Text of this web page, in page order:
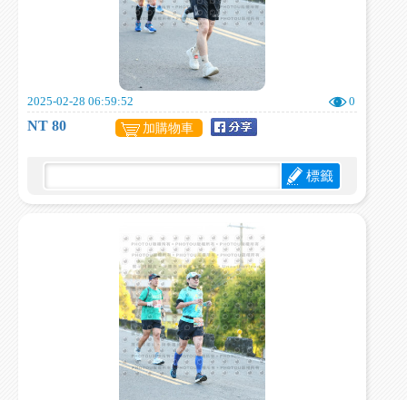
2025-02-28 06:59:52 0
NT 80 加購物車
標籤